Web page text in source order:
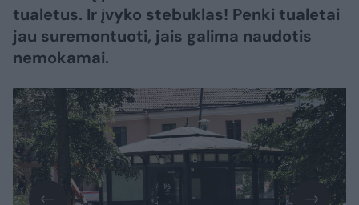
tualetus. Ir įvyko stebuklas! Penki tualetai
jau suremontuoti, jais galima naudotis
nemokamai.